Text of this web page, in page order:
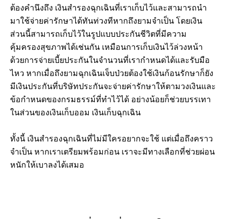
ต้องคำนึงถึง เงินสำรองฉุกเฉินที่เราเก็บไว้และสามารถนำ
มาใช้จ่ายค่ารักษาได้ทันท่วงทีหากถึงยามจำเป็น โดยเงิน
ส่วนนี้สามารถเก็บไว้ในรูปแบบประกันชีวิตที่มีความ
คุ้มครองสุขภาพได้เช่นกัน เหมือนการเก็บเงินไว้ล่วงหน้า
ด้วยการจ่ายเบี้ยประกันในจำนวนที่เรากำหนดได้และรับมือ
ไหว หากเมื่อถึงยามฉุกเฉินเจ็บป่วยต้องใช้เงินก้อนรักษาก็ยัง
มีเงินประกันที่บริษัทประกันจะจ่ายค่ารักษาให้ตามวงเงินและ
ข้อกำหนดของกรมธรรม์ที่ทำไว้ได้ อย่างน้อยก็ช่วยบรรเทา
ในส่วนของเงินเก็บออม เงินเก็บฉุกเฉิน
ทั้งนี้ เงินสำรองฉุกเฉินที่ไม่มีใครอยากจะใช้ แต่เมื่อถึงคราว
จำเป็น หากเราเตรียมพร้อมก่อน เราจะมีทางเลือกที่ช่วยผ่อน
หนักให้เบาลงได้เสมอ